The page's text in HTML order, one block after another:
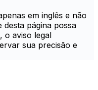
em inglês e não
página possa
o aviso legal
sua precisão e